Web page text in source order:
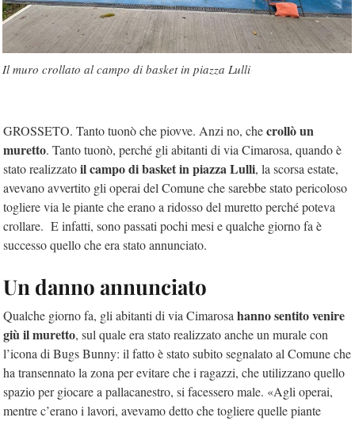
Il muro crollato al campo di basket in piazza Lulli
GROSSETO. Tanto tuonò che piovve. Anzi no, checrollò un
muretto. Tanto tuonò, perché gli abitanti di via Cimarosa, quando è
stato realizzatoil campo di basket in piazza Lulli, la scorsa estate,
avevano avvertito gli operai del Comune che sarebbe stato pericoloso
togliere via le piante che erano a ridosso del muretto perché poteva
crollare. E infatti, sono passati pochi mesi e qualche giorno fa è
successo quello che era stato annunciato.
Un danno annunciato
Qualche giorno fa, gli abitanti di via Cimarosa hanno sentito venire
giù il muretto, sul quale era stato realizzato anche un murale con
l’icona di Bugs Bunny: il fatto è stato subito segnalato al Comune che
ha transennato la zona per evitare che i ragazzi, che utilizzano quello
spazio per giocare a pallacanestro, si facessero male. «Agli operai,
mentre c’erano i lavori, avevamo detto che togliere quelle piante